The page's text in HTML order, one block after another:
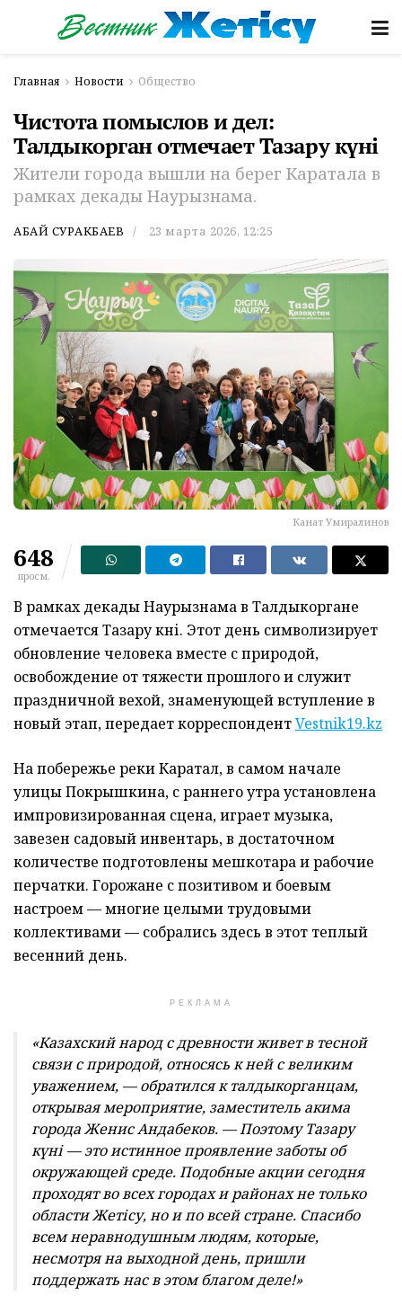
Главная Новости Общество
Чистота помыслов и дел:
Талдыкорган отмечает Тазару күні
Жители города вышли на берег Каратала в
рамках декады Наурызнама.
АБАЙ СУРАКБАЕВ 23 марта 2026, 12:25
Канат Умиралинов
648
просм.
В рамках декады Наурызнама в Талдыкоргане
отмечается Тазару күні. Этот день символизирует
обновление человека вместе с природой,
освобождение от тяжести прошлого и служит
праздничной вехой, знаменующей вступление в
новый этап, передает корреспондентVestnik19.kz
На побережье реки Каратал, в самом начале
улицы Покрышкина, с раннего утра установлена
импровизированная сцена, играет музыка,
завезен садовый инвентарь, в достаточном
количестве подготовлены мешкотара и рабочие
перчатки. Горожане с позитивом и боевым
настроем — многие целыми трудовыми
коллективами — собрались здесь в этот теплый
весенний день.
РЕКЛАМА
«Казахский народ с древности живет в тесной
связи с природой, относясь к ней с великим
уважением, — обратился к талдыкорганцам,
открывая мероприятие, заместитель акима
города Женис Андабеков. — Поэтому Тазару
күні — это истинное проявление заботы об
окружающей среде. Подобные акции сегодня
проходят во всех городах и районах не только
области Жетісу, но и по всей стране. Спасибо
всем неравнодушным людям, которые,
несмотря на выходной день, пришли
поддержать нас в этом благом деле!»